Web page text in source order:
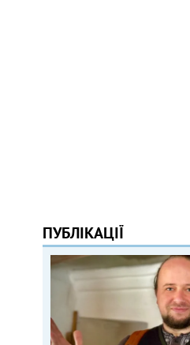
ПУБЛІКАЦІЇ